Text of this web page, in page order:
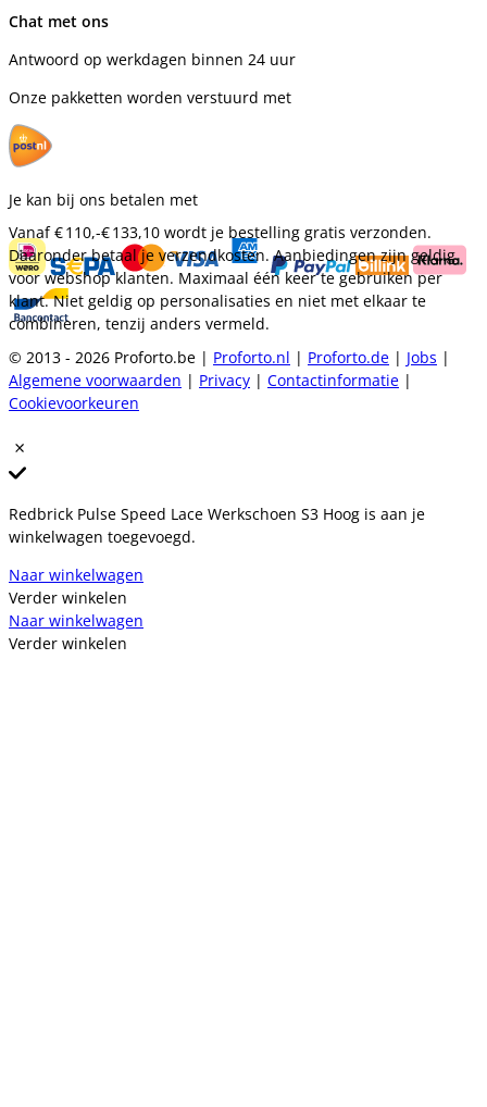
Chat met ons
Antwoord op werkdagen binnen 24 uur
Onze pakketten worden verstuurd met
Je kan bij ons betalen met
Vanaf€ 110,-€ 133,10 wordt je bestelling gratis verzonden.
Daaronder betaal je verzendkosten. Aanbiedingen zijn geldig
voor webshop klanten. Maximaal één keer te gebruiken per
klant. Niet geldig op personalisaties en niet met elkaar te
combineren, tenzij anders vermeld.
© 2013 - 2026 Proforto.be | Proforto.nl | Proforto.de | Jobs |
Algemene voorwaarden | Privacy | Contactinformatie |
Cookievoorkeuren
Redbrick Pulse Speed Lace Werkschoen S3 Hoog is aan je
winkelwagen toegevoegd.
Naar winkelwagen
Verder winkelen
Naar winkelwagen
Verder winkelen